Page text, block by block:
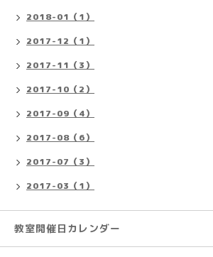
2018-01（1）
2017-12（1）
2017-11（3）
2017-10（2）
2017-09（4）
2017-08（6）
2017-07（3）
2017-03（1）
教室開催日カレンダー